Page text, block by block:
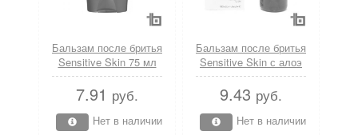
Бальзам после бритья
Sensitive Skin 75 мл
Gillette
7.91 руб.
Нет в наличии
Бальзам после бритья
Sensitive Skin с алоэ
вера 100 мл Gillette
9.43 руб.
Нет в наличии